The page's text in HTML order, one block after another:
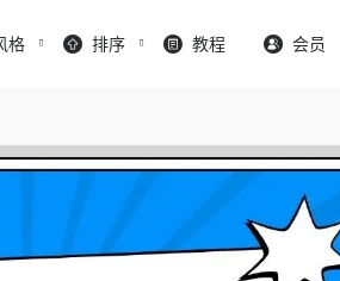
格 排序 教程 会员